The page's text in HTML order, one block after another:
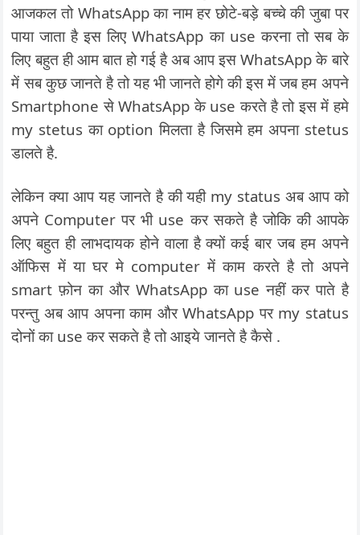
आजकल तो WhatsApp का नाम हर छोटे-बड़े बच्चे की जुबा पर
पाया जाता है इस लिए WhatsApp का use करना तो सब के
लिए बहुत ही आम बात हो गई है अब आप इस WhatsApp के बारे
में सब कुछ जानते है तो यह भी जानते होगे की इस में जब हम अपने
Smartphone से WhatsApp के use करते है तो इस में हमे
my stetus का option मिलता है जिसमे हम अपना stetus
डालते है.
लेकिन क्या आप यह जानते है की यही my status अब आप को
अपने Computer पर भी use कर सकते है जोकि की आपके
लिए बहुत ही लाभदायक होने वाला है क्यों कई बार जब हम अपने
ऑफिस में या घर मे computer में काम करते है तो अपने
smart फ़ोन का और WhatsApp का use नहीं कर पाते है
परन्तु अब आप अपना काम और WhatsApp पर my status
दोनों का use कर सकते है तो आइये जानते है कैसे .